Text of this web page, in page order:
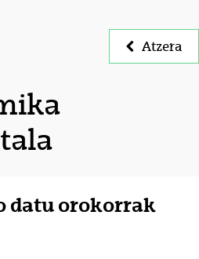
Atzera
datu orokorrak